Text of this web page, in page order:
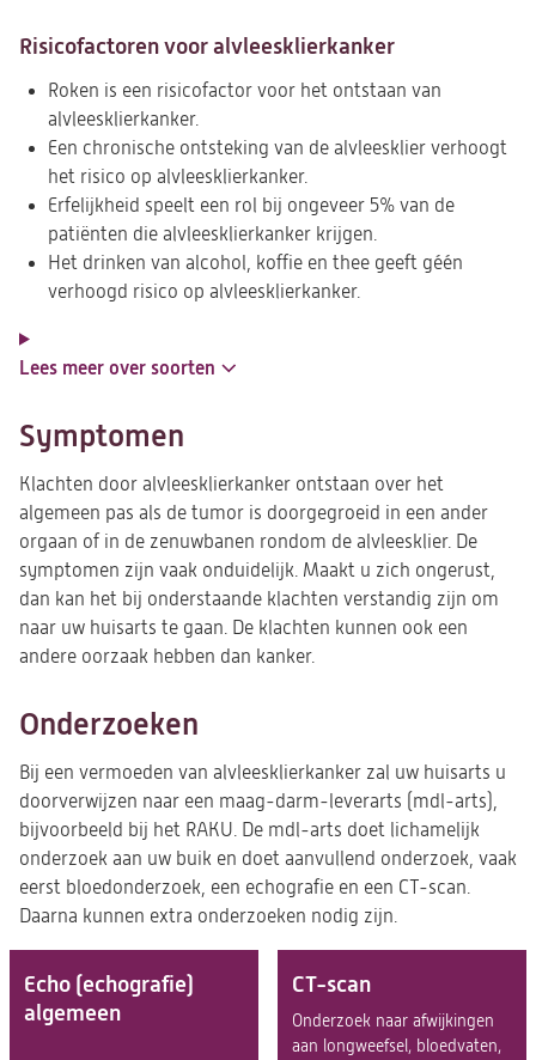
Risicofactoren voor alvleesklierkanker
Roken is een risicofactor voor het ontstaan van
alvleesklierkanker.
Een chronische ontsteking van de alvleesklier verhoogt
het risico op alvleesklierkanker.
Erfelijkheid speelt een rol bij ongeveer 5% van de
patiënten die alvleesklierkanker krijgen.
Het drinken van alcohol, koffie en thee geeft géén
verhoogd risico op alvleesklierkanker.
Lees meer over soorten
Symptomen
Klachten door alvleesklierkanker ontstaan over het
algemeen pas als de tumor is doorgegroeid in een ander
orgaan of in de zenuwbanen rondom de alvleesklier. De
symptomen zijn vaak onduidelijk. Maakt u zich ongerust,
dan kan het bij onderstaande klachten verstandig zijn om
naar uw huisarts te gaan. De klachten kunnen ook een
andere oorzaak hebben dan kanker.
Onderzoeken
Bij een vermoeden van alvleesklierkanker zal uw huisarts u
doorverwijzen naar een maag-darm-leverarts (mdl-arts),
bijvoorbeeld bij het RAKU. De mdl-arts doet lichamelijk
onderzoek aan uw buik en doet aanvullend onderzoek, vaak
eerst bloedonderzoek, een echografie en een CT-scan.
Daarna kunnen extra onderzoeken nodig zijn.
Echo (echografie)
algemeen
CT-scan
Onderzoek naar afwijkingen
aan longweefsel, bloedvaten,